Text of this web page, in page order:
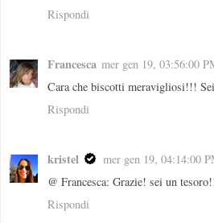
Rispondi
Francesca mer gen 19, 03:56:00
Cara che biscotti meravigliosi!!!
Rispondi
kristel
mer gen 19, 04:14:00
@ Francesca: Grazie! sei un
Rispondi